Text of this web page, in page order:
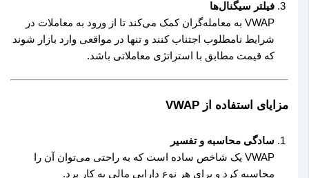
فیلتر سیگنال‌ها
VWAP به معامله‌گران کمک می‌کند تا از ورود به معاملات در
شرایط نامطلوب اجتناب کنند و تنها در مواقعی وارد بازار شوند
که قیمت مطابق با استراتژی معاملاتی باشد.
مزایای استفاده از VWAP
سادگی محاسبه و تفسیر
VWAP یک شاخص ساده است که به راحتی می‌توان آن را
محاسبه کرد و برای هر نوع دارایی مالی به کار برد.